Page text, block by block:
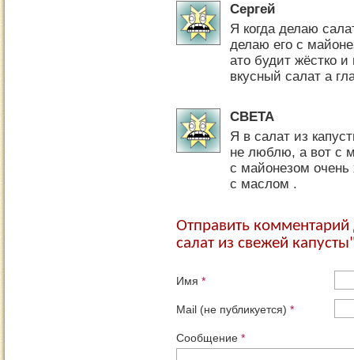
Сергей
Я когда делаю
делаю его с
ато будит жёстко
вкусный салат а
СВЕТА
Я в салат из
не люблю, а вот с
с майонезом
с маслом .
Отправить
салат из свежей
Имя *
Mail (не публикуется) *
Сообщение *